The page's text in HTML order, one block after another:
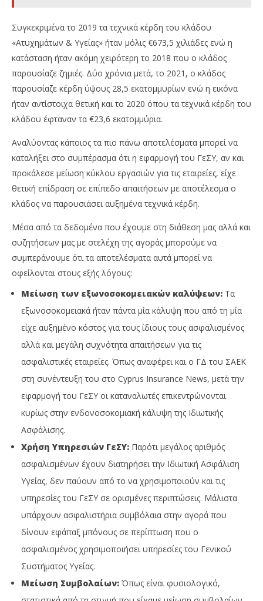
Συγκεκριμένα το 2019 τα τεχνικά κέρδη του κλάδου
«Ατυχημάτων & Υγείας» ήταν μόλις €673,5 χιλιάδες ενώ η
κατάσταση ήταν ακόμη χειρότερη το 2018 που ο κλάδος
παρουσίαζε ζημιές. Δύο χρόνια μετά, το 2021, ο κλάδος
παρουσίαζε κέρδη ύψους 28,5 εκατομμυρίων ενώ η εικόνα
ήταν αντίστοιχα θετική και το 2020 όπου τα τεχνικά κέρδη του
κλάδου έφταναν τα €23,6 εκατομμύρια.
Αναλύοντας κάποιος τα πιο πάνω αποτελέσματα μπορεί να
καταλήξει στο συμπέρασμα ότι η εφαρμογή του ΓεΣΥ, αν και
προκάλεσε μείωση κύκλου εργασιών για τις εταιρείες, είχε
θετική επίδραση σε επίπεδο απαιτήσεων με αποτέλεσμα ο
κλάδος να παρουσιάσει αυξημένα τεχνικά κέρδη.
Μέσα από τα δεδομένα που έχουμε στη διάθεση μας αλλά και
συζητήσεων μας με στελέχη της αγοράς μπορούμε να
συμπεράνουμε ότι τα αποτελέσματα αυτά μπορεί να
οφείλονται στους εξής λόγους:
Μείωση των εξωνοσοκομειακών καλύψεων: Τα
εξωνοσοκομειακά ήταν πάντα μία κάλυψη που από τη μία
είχε αυξημένο κόστος για τους ίδιους τους ασφαλισμένος
αλλά και μεγάλη συχνότητα απαιτήσεων για τις
ασφαλιστικές εταιρείες. Όπως αναφέρει και ο ΓΔ του ΣΑΕΚ
στη συνέντευξη του στο Cyprus Insurance News, μετά την
εφαρμογή του ΓεΣΥ οι καταναλωτές επικεντρώνονται
κυρίως στην ενδονοσοκομιακή κάλυψη της Ιδιωτικής
Ασφάλισης.
Χρήση Υπηρεσιών ΓεΣΥ: Παρότι μεγάλος αριθμός
ασφαλισμένων έχουν διατηρήσει την Ιδιωτική Ασφάλιση
Υγείας, δεν παύουν από το να χρησιμοποιούν και τις
υπηρεσίες του ΓεΣΥ σε ορισμένες περιπτώσεις. Μάλιστα
υπάρχουν ασφαλιστήρια συμβόλαια στην αγορά που
δίνουν εφάπαξ μπόνους σε περίπτωση που ο
ασφαλισμένος χρησιμοποιήσει υπηρεσίες του Γενικού
Συστήματος Υγείας.
Μείωση Συμβολαίων: Όπως είναι φυσιολογικό,